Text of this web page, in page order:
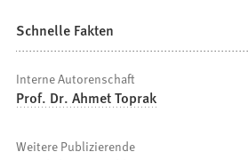
Schnelle Fakten
Interne Autorenschaft
Prof. Dr. Ahmet Toprak
Weitere Publizierende